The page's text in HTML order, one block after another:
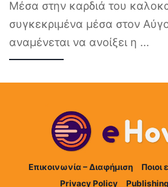
Μέσα στην καρδιά του
συγκεκριμένα μέσα στον
αναμένεται να ανοίξει η ...
Επικοινωνία – Διαφήμιση Ποιοι
Privacy Policy